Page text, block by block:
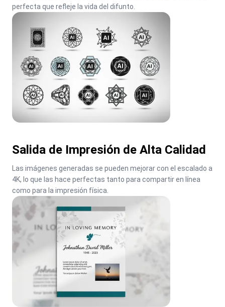
perfecta que refleje la vida del difunto.
Salida de Impresión de Alta Calidad
Las imágenes generadas se pueden mejorar con el escalado a
4K, lo que las hace perfectas tanto para compartir en línea
como para la impresión física.